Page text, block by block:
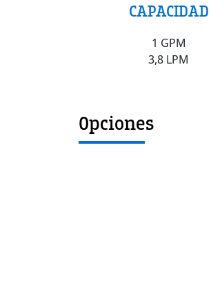
CAPACIDAD
1 GPM
3,8 LPM
Opciones